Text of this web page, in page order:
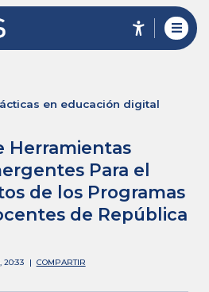
en educación digital
Herramientas
Para el
de los Programas
de República
20:33 | COMPARTIR